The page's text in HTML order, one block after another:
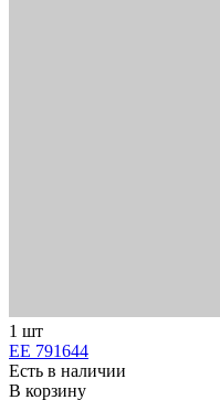
1 шт
ЕЕ 791644
Есть в наличии
В корзину